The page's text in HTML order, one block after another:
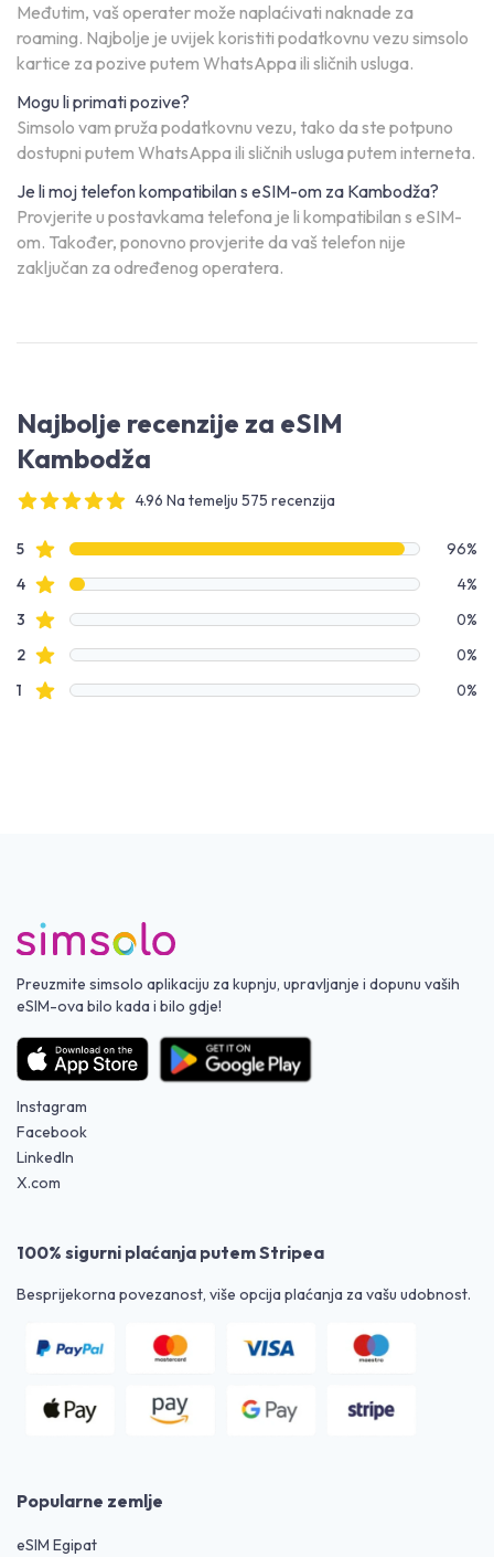
Međutim, vaš operater može naplaćivati naknade za
roaming. Najbolje je uvijek koristiti podatkovnu vezu simsolo
kartice za pozive putem WhatsAppa ili sličnih usluga.
Mogu li primati pozive?
Simsolo vam pruža podatkovnu vezu, tako da ste potpuno
dostupni putem WhatsAppa ili sličnih usluga putem interneta.
Je li moj telefon kompatibilan s eSIM-om za Kambodža?
Provjerite u postavkama telefona je li kompatibilan s eSIM-
om. Također, ponovno provjerite da vaš telefon nije
zaključan za određenog operatera.
Najbolje recenzije za eSIM
Kambodža
4.96 Na temelju 575 recenzija
Podaci o recenzijama
5Recenzije s zvjezdicama
96%
4Recenzije s zvjezdicama
4%
3 Recenzije s zvjezdicama
0%
2Recenzije s zvjezdicama
0%
1 Recenzije s zvjezdicama 0%
Preuzmite simsolo aplikaciju za kupnju, upravljanje i dopunu vaših
eSIM-ova bilo kada i bilo gdje!
Instagram
Facebook
LinkedIn
X.com
100% sigurni plaćanja putem Stripea
Besprijekorna povezanost, više opcija plaćanja za vašu udobnost.
Popularne zemlje
eSIM Egipat